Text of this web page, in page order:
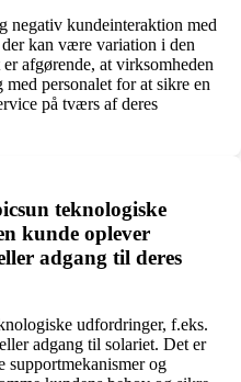
negativ kundeinteraktion med
kan være variation i den
afgørende, at virksomheden
personalet for at sikre en
på tværs af deres
teknologiske
kunde oplever
adgang til deres
udfordringer, f.eks.
adgang til solariet. Det er
supportmekanismer og